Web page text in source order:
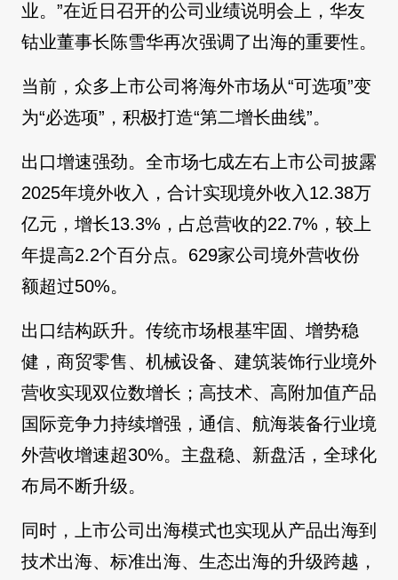
业。”在近日召开的公司业绩说明会上，华友
钴业董事长陈雪华再次强调了出海的重要性。
当前，众多上市公司将海外市场从“可选项”变
为“必选项”，积极打造“第二增长曲线”。
出口增速强劲。全市场七成左右上市公司披露
2025年境外收入，合计实现境外收入12.38万
亿元，增长13.3%，占总营收的22.7%，较上
年提高2.2个百分点。629家公司境外营收份
额超过50%。
出口结构跃升。传统市场根基牢固、增势稳
健，商贸零售、机械设备、建筑装饰行业境外
营收实现双位数增长；高技术、高附加值产品
国际竞争力持续增强，通信、航海装备行业境
外营收增速超30%。主盘稳、新盘活，全球化
布局不断升级。
同时，上市公司出海模式也实现从产品出海到
技术出海、标准出海、生态出海的升级跨越，